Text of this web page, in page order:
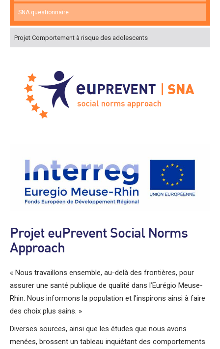
SNA questionnaire
Projet Comportement à risque des adolescents
Projet euPrevent Social Norms
Approach
« Nous travaillons ensemble, au-delà des frontières, pour
assurer une santé publique de qualité dans l’Eurégio Meuse-
Rhin. Nous informons la population et l’inspirons ainsi à faire
des choix plus sains. »
Diverses sources, ainsi que les études que nous avons
menées, brossent un tableau inquiétant des comportements